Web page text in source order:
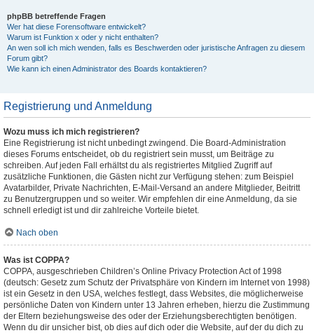
phpBB betreffende Fragen
Wer hat diese Forensoftware entwickelt?
Warum ist Funktion x oder y nicht enthalten?
An wen soll ich mich wenden, falls es Beschwerden oder juristische Anfragen zu diesem
Forum gibt?
Wie kann ich einen Administrator des Boards kontaktieren?
Registrierung und Anmeldung
Wozu muss ich mich registrieren?
Eine Registrierung ist nicht unbedingt zwingend. Die Board-Administration
dieses Forums entscheidet, ob du registriert sein musst, um Beiträge zu
schreiben. Auf jeden Fall erhältst du als registriertes Mitglied Zugriff auf
zusätzliche Funktionen, die Gästen nicht zur Verfügung stehen: zum Beispiel
Avatarbilder, Private Nachrichten, E-Mail-Versand an andere Mitglieder, Beitritt
zu Benutzergruppen und so weiter. Wir empfehlen dir eine Anmeldung, da sie
schnell erledigt ist und dir zahlreiche Vorteile bietet.
Nach oben
Was ist COPPA?
COPPA, ausgeschrieben Children’s Online Privacy Protection Act of 1998
(deutsch: Gesetz zum Schutz der Privatsphäre von Kindern im Internet von 1998)
ist ein Gesetz in den USA, welches festlegt, dass Websites, die möglicherweise
persönliche Daten von Kindern unter 13 Jahren erheben, hierzu die Zustimmung
der Eltern beziehungsweise des oder der Erziehungsberechtigten benötigen.
Wenn du dir unsicher bist, ob dies auf dich oder die Website, auf der du dich zu